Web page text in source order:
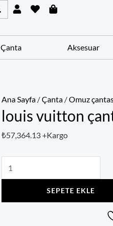
U
s
H
e
S
h
n
a
g
Çanta Aksesuar
Ana Sayfa /Çanta /Omuz
louis vuitton
₺57,364.13+Kargo
louis
vuitton
çanta
adet
SEPETE EKLE